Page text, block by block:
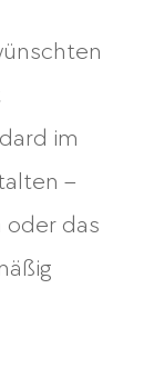
im
–
oder das